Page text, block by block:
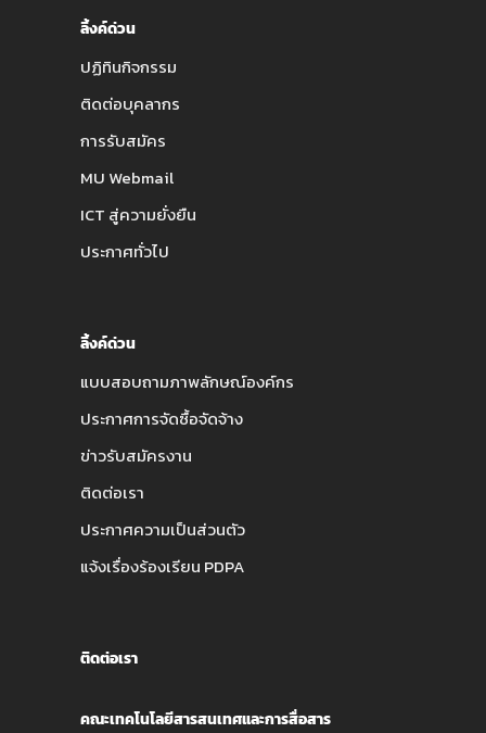
ลิ้งค์ด่วน
ปฏิทินกิจกรรม
ติดต่อบุคลากร
การรับสมัคร
MU Webmail
ICT สู่ความยั่งยืน
ประกาศทั่วไป
ลิ้งค์ด่วน
แบบสอบถามภาพลักษณ์องค์กร
ประกาศการจัดซื้อจัดจ้าง
ข่าวรับสมัครงาน
ติดต่อเรา
ประกาศความเป็นส่วนตัว
แจ้งเรื่องร้องเรียน PDPA
ติดต่อเรา
คณะเทคโนโลยีสารสนเทศและการสื่อสาร